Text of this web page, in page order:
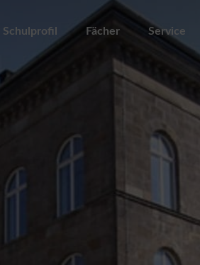
Schulprofil Fächer Service